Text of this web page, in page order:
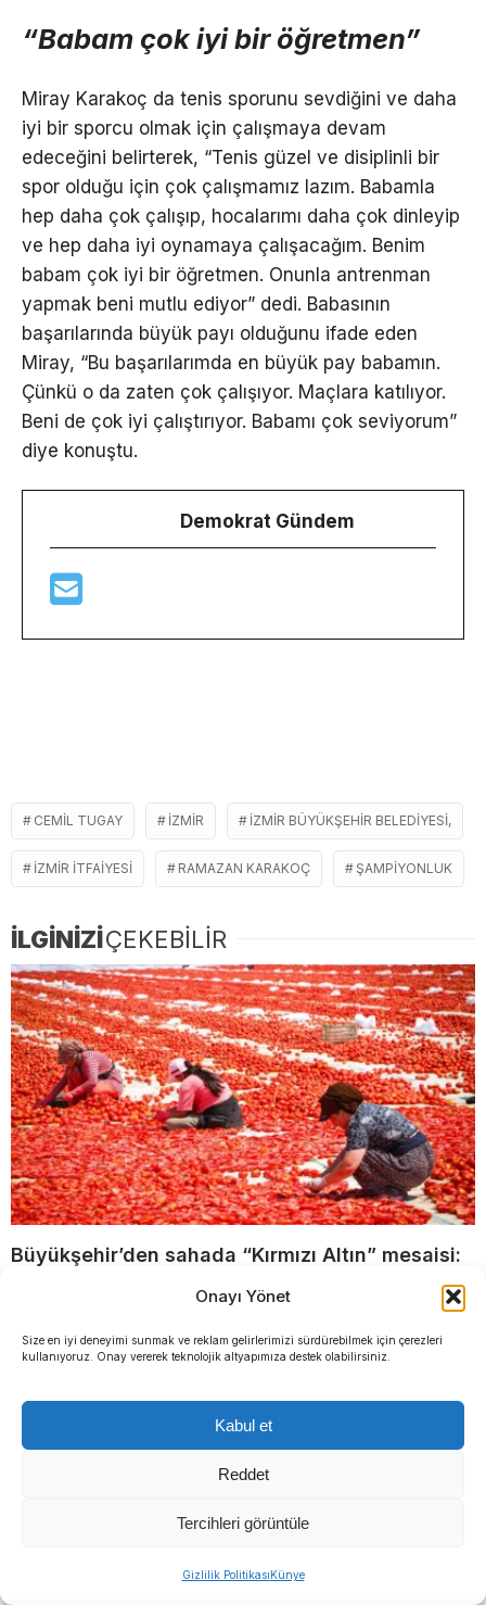
Onayı Yönet
Size en iyi deneyimi sunmak ve reklam gelirlerimizi sürdürebilmek için çerezleri
kullanıyoruz. Onay vererek teknolojik altyapımıza destek olabilirsiniz.
Kabul et
Reddet
Tercihleri görüntüle
Gizlilik PolitikasıKünye
“Babam çok iyi bir öğretmen”
Miray Karakoç da tenis sporunu sevdiğini ve daha
iyi bir sporcu olmak için çalışmaya devam
edeceğini belirterek, “Tenis güzel ve disiplinli bir
spor olduğu için çok çalışmamız lazım. Babamla
hep daha çok çalışıp, hocalarımı daha çok dinleyip
ve hep daha iyi oynamaya çalışacağım. Benim
babam çok iyi bir öğretmen. Onunla antrenman
yapmak beni mutlu ediyor” dedi. Babasının
başarılarında büyük payı olduğunu ifade eden
Miray, “Bu başarılarımda en büyük pay babamın.
Çünkü o da zaten çok çalışıyor. Maçlara katılıyor.
Beni de çok iyi çalıştırıyor. Babamı çok seviyorum”
diye konuştu.
Demokrat Gündem
CEMIL TUGAY İZMIR İZMIR BÜYÜKŞEHIR BELEDIYESI,
IZMIR ITFAIYESI RAMAZAN KARAKOÇ ŞAMPIYONLUK
İLGİNİZİÇEKEBİLİR
Büyükşehir’den sahada “Kırmızı Altın” mesaisi:
YENİ Parti’ye 8 günde rekor